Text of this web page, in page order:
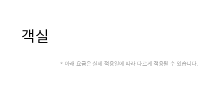
객실
* 아래 요금은 실제 적용일에 따라 다르게 적용될 수 있습니다.